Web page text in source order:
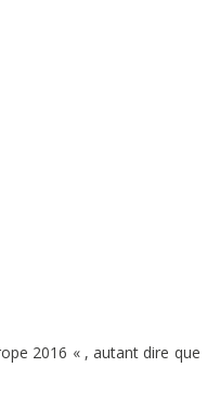
2016 « , autant dire que